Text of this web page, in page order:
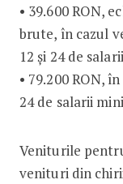
• 39.600 RON,
brute, în cazul
12 și 24 de
• 79.200 RON,
24 de salarii
Veniturile
venituri din